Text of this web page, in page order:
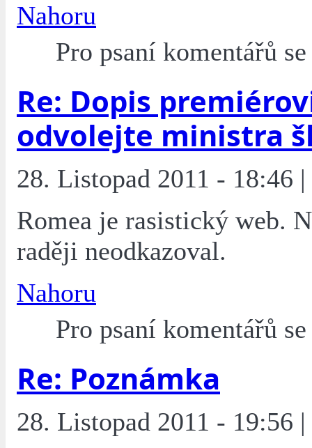
Nahoru
Pro psaní komentářů
Re: Dopis
odvolejte ministra
28. Listopad 2011 - 18:46
Romea je rasistický web.
raději neodkazoval.
Nahoru
Pro psaní komentářů
Re: Poznámka
28. Listopad 2011 - 19:56